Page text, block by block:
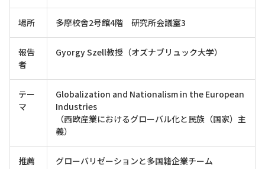
場所 多摩校舎2号館4階 研究所会議室3
報告
者
Gyorgy Szell教授（オズナブリュック大学）
テー
マ
Globalization and Nationalism in the European
Industries
（西欧産業におけるグローバル化と民族（国家）主
義）
推薦
グローバリゼーションと多国籍企業チーム